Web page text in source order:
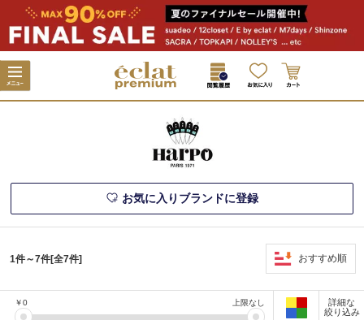
お気に入りブランドに登録
1件～7件[全7件] おすすめ順
￥0 上限なし
詳細な
絞り込み